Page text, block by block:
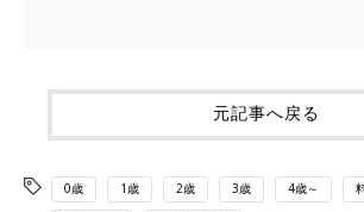
元記事へ戻る
0歳 1歳 2歳 3歳 4歳～